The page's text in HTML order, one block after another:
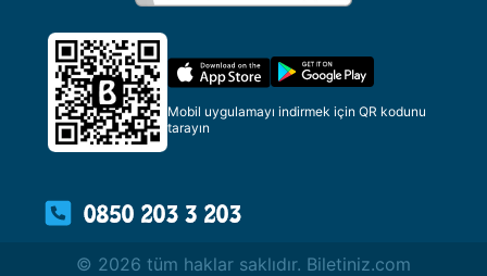
Mobil uygulamayı indirmek için QR kodunu
tarayın
© 2026 tüm haklar saklıdır. Biletiniz.com